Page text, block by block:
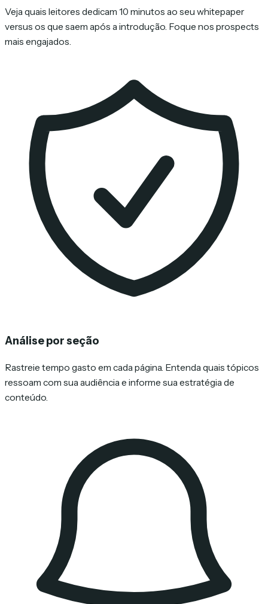
Veja quais leitores dedicam 10 minutos ao seu whitepaper
versus os que saem após a introdução. Foque nos prospects
mais engajados.
Análise por seção
Rastreie tempo gasto em cada página. Entenda quais tópicos
ressoam com sua audiência e informe sua estratégia de
conteúdo.